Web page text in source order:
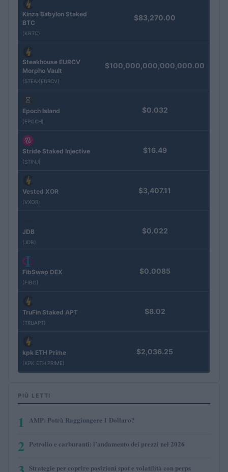
Kinza Babylon Staked
BTC
(KBTC)
$83,270.00
Steakhouse EURCV
Morpho Vault
(STEAKEURCV)
$100,000,000,000,000.00
Epoch Island
(EPOCH)
$0.032
Stride Staked Injective
(STINJ)
$16.49
Vested XOR
(VXOR)
$3,407.11
JDB
(JDB)
$0.022
FibSwap DEX
(FIBO)
$0.0085
TruFin Staked APT
(TRUAPT)
$8.02
kpk ETH Prime
(KPK ETH PRIME)
$2,036.25
PIÙ LETTI
1 AMP: Potrà Raggiungere 1 Dollaro?
2 Petrolio e carburanti: l’andamento dei prezzi nel 2026
Strategie per coprire posizioni spot e volatilità con perps